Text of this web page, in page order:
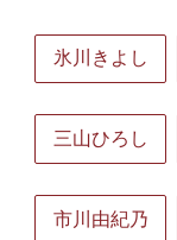
氷川きよし
三山ひろし
市川由紀乃